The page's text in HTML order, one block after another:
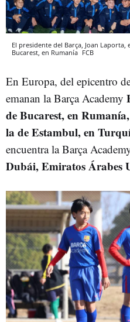
El presidente del Barça, Joan
Bucarest, en Rumanía FCB
En Europa, del epicentro
emanan la Barça Academy
de Bucarest, en
la de Estambul, en
encuentra la Barça
Dubái, Emiratos Árabes